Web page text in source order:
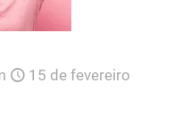
15 de fevereiro